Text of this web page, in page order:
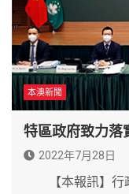
本澳新聞
特區政府致力落
2022年7月28日
【本報訊】行